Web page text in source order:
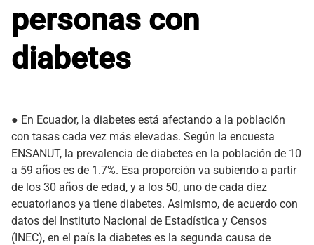
personas con
diabetes
● En Ecuador, la diabetes está afectando a la población
con tasas cada vez más elevadas. Según la encuesta
ENSANUT, la prevalencia de diabetes en la población de 10
a 59 años es de 1.7%. Esa proporción va subiendo a partir
de los 30 años de edad, y a los 50, uno de cada diez
ecuatorianos ya tiene diabetes. Asimismo, de acuerdo con
datos del Instituto Nacional de Estadística y Censos
(INEC), en el país la diabetes es la segunda causa de